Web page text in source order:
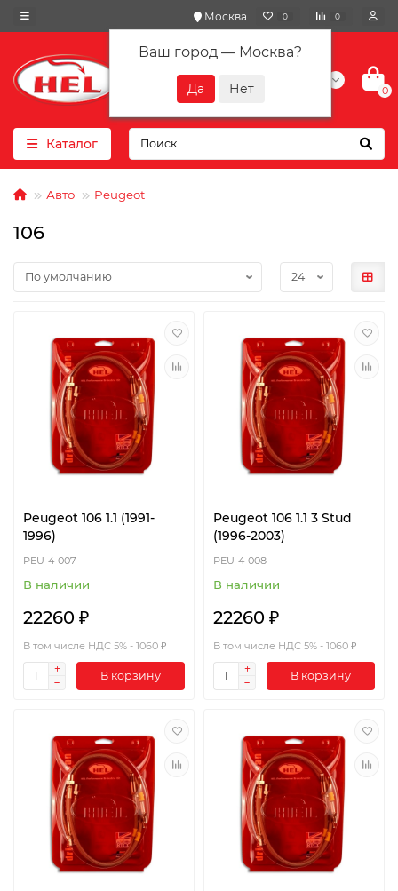
Москва
Ваш город — Москва?
0 0
+7(901) 417-10-01
0
Каталог
Авто Peugeot
106
Peugeot 106 1.1 (1991-
1996)
PEU-4-007
В наличии
22260 ₽
В том числе НДС 5% - 1060 ₽
В корзину
Peugeot 106 1.1 3 Stud
(1996-2003)
PEU-4-008
В наличии
22260 ₽
В том числе НДС 5% - 1060 ₽
В корзину